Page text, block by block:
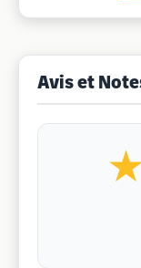
Avis et